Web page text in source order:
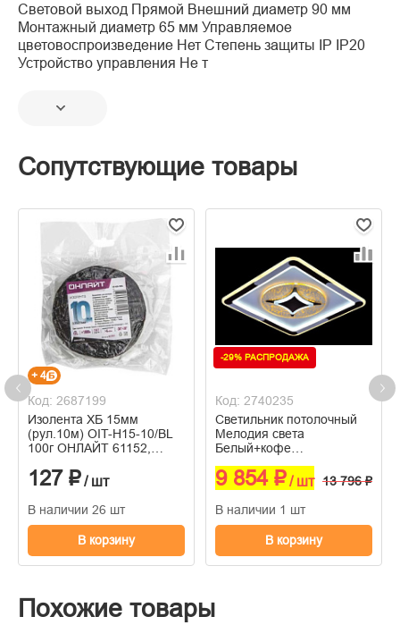
Световой выход Прямой Внешний диаметр 90 мм
Монтажный диаметр 65 мм Управляемое
цветовоспроизведение Нет Степень защиты IP IP20
Устройство управления Не т
Сопутствующие товары
+ 4
Код: 2687199
Изолента ХБ 15мм
(рул.10м) OIT-H15-10/BL
100г ОНЛАЙТ 61152,
127 ₽/ шт
В наличии 26 шт
В корзину
-29% РАСПРОДАЖА
Код: 2740235
Светильник потолочный
Мелодия света
Белый+кофе
152W LED 20кв. м
9 854 ₽/ шт 13 796 ₽
В наличии 1 шт
В корзину
Похожие товары